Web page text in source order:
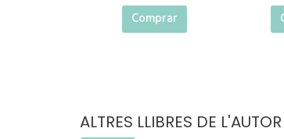
Comprar
ALTRES LLIBRES DE L'AUTOR